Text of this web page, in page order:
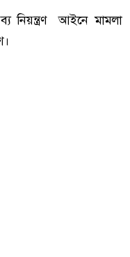
নিয়ন্ত্রণ আইনে মামলা